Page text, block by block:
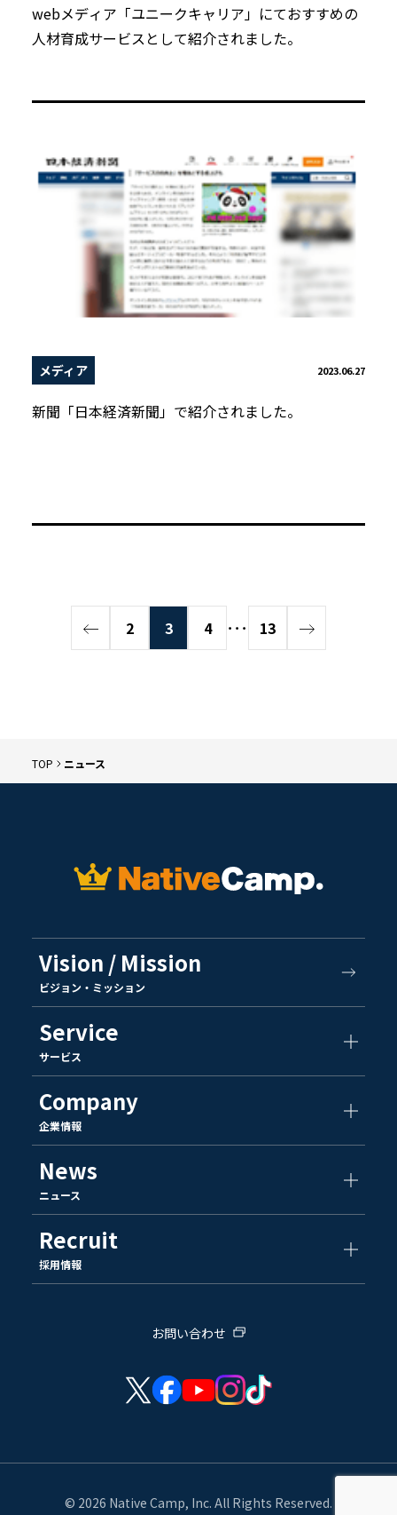
webメディア「ユニークキャリア」にておすすめの
人材育成サービスとして紹介されました。
メディア 2023.06.27
新聞「日本経済新聞」で紹介されました。
2 3 4 ･･･ 13
TOP ニュース
Vision / Mission
ビジョン・ミッション
Service
サービス
Company
企業情報
News
ニュース
Recruit
採用情報
お問い合わせ
© 2026 Native Camp, Inc. All Rights Reserved.